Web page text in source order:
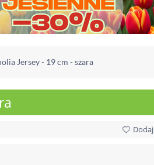
Jersey - 19 cm - szara